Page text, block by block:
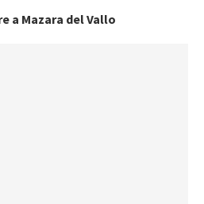
a Mazara del Vallo